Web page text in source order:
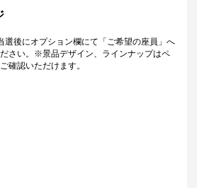
後にオプション欄にて「ご希望の座員」へ
さい。※景品デザイン、ラインナップはペ
確認いただけます。